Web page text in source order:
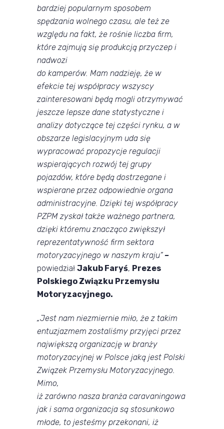
bardziej popularnym sposobem
spędzania wolnego czasu, ale też ze
względu na fakt, że rośnie liczba firm,
które zajmują się produkcją przyczep i
nadwozi
do kamperów. Mam nadzieję, że w
efekcie tej współpracy wszyscy
zainteresowani będą mogli otrzymywać
jeszcze lepsze dane statystyczne i
analizy dotyczące tej części rynku, a w
obszarze legislacyjnym uda się
wypracować propozycje regulacji
wspierających rozwój tej grupy
pojazdów, które będą dostrzegane i
wspierane przez odpowiednie organa
administracyjne. Dzięki tej współpracy
PZPM zyskał także ważnego partnera,
dzięki któremu znacząco zwiększył
reprezentatywność firm sektora
motoryzacyjnego w naszym kraju”–
powiedział Jakub Faryś, Prezes
Polskiego Związku Przemysłu
Motoryzacyjnego.
„Jest nam niezmiernie miło, że z takim
entuzjazmem zostaliśmy przyjęci przez
największą organizację w branży
motoryzacyjnej w Polsce jaką jest Polski
Związek Przemysłu Motoryzacyjnego.
Mimo,
iż zarówno nasza branża caravaningowa
jak i sama organizacja są stosunkowo
młode, to jesteśmy przekonani, iż